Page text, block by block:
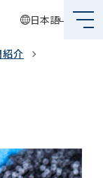
日本語
介